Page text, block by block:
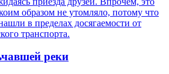
образом не утомляло, потому что
в пределах досягаемости от
транспорта.
реки